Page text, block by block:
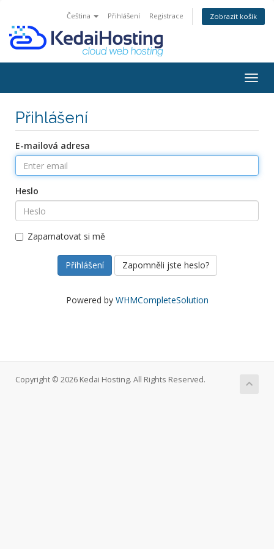
Čeština Přihlášení Registrace Zobrazit košík
Přihlášení
E-mailová adresa
Heslo
Zapamatovat si mě
Zapomněli jste heslo?
Powered by WHMCompleteSolution
Copyright © 2026 Kedai Hosting. All Rights Reserved.